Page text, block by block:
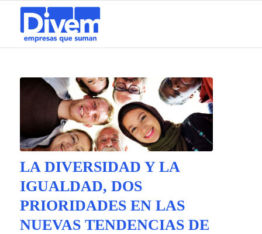
LA DIVERSIDAD Y LA
IGUALDAD, DOS
PRIORIDADES EN LAS
NUEVAS TENDENCIAS DE